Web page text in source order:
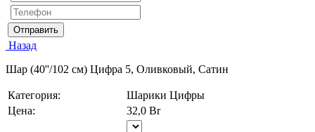
Отправить
Назад
Шар (40''/102 см) Цифра 5, Оливковый, Сатин
Категория:
Шарики Цифры
Цена:
32,0 Br